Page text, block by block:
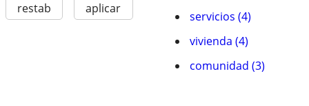
restab aplicar
servicios (4)
vivienda (4)
comunidad (3)